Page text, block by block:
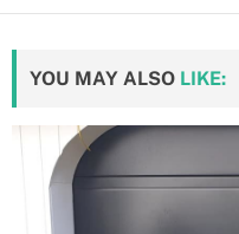
YOU MAY ALSO LIKE: